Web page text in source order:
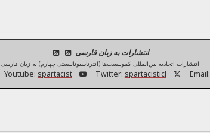
انتشارات به زبان فارسی
انتشارات اتحادیه بین‌المللی کمونیست‌ها (انترناسیونالیستی چهارم) به زبان فارسی
Email:
Twitter: spartacisticl
Youtube: spartacist